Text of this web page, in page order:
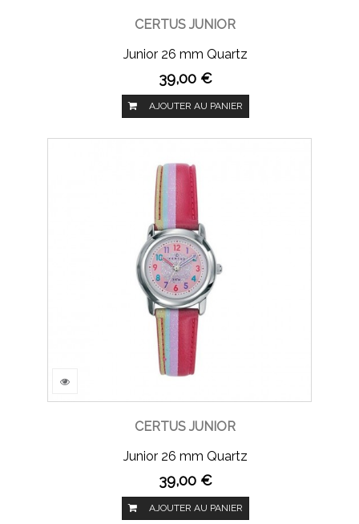
CERTUS JUNIOR
Junior 26 mm Quartz
39,00 €
AJOUTER AU PANIER
CERTUS JUNIOR
Junior 26 mm Quartz
39,00 €
AJOUTER AU PANIER